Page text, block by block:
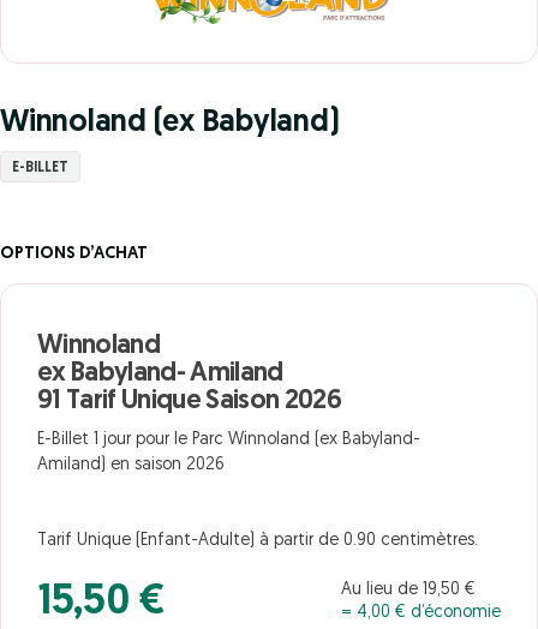
Winnoland (ex Babyland)
E-BILLET
OPTIONS D’ACHAT
Winnoland
ex Babyland- Amiland
91 Tarif Unique Saison 2026
E-Billet 1 jour pour le Parc Winnoland (ex Babyland-
Amiland) en saison 2026
Tarif Unique (Enfant-Adulte) à partir de 0.90 centimètres.
15,50 €
Au lieu de 19,50 €
= 4,00 € d’économie